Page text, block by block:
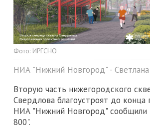
Фото: ИРГСНО
НИА "Нижний Новгород" - Светлана
Вторую часть нижегородского
Свердлова благоустроят до конца
НИА "Нижний Новгород"
800".